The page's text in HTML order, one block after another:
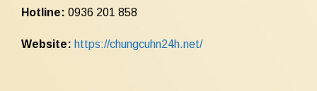
Hotline: 0936 201 858
Website: https://chungcuhn24h.net/